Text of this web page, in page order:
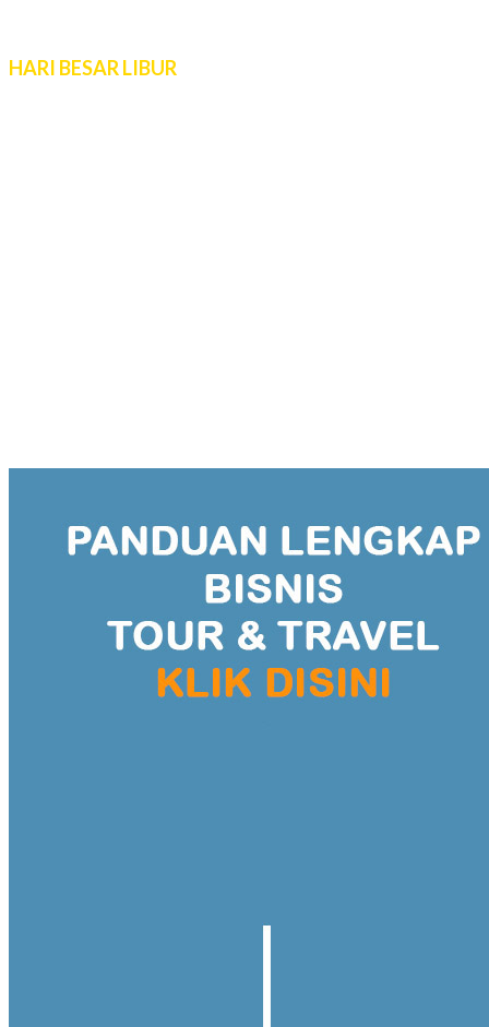
HARI BESAR LIBUR